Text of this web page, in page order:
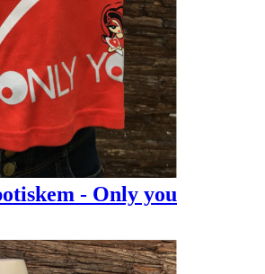
- Only you